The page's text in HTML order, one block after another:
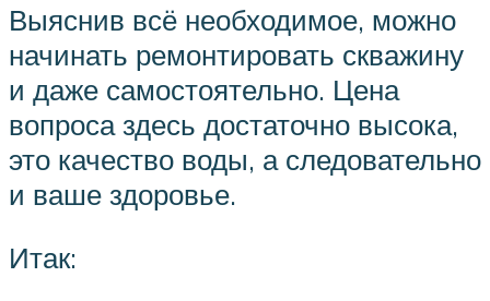
Выяснив всё необходимое, можно
начинать ремонтировать скважину
и даже самостоятельно. Цена
вопроса здесь достаточно высока,
это качество воды, а следовательно
и ваше здоровье.
Итак: